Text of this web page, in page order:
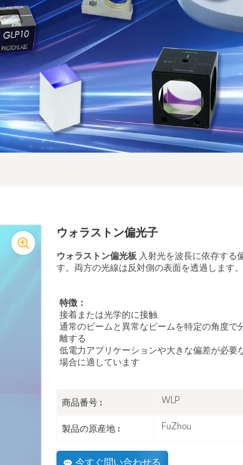
ウォラストン偏光子
ウォラストン偏光板入射光を波長に依存する
す。両方の光線は反対側の表面を透過します。
特徴：
接着または光学的に接触
通常のビームと異常なビームを特定の角度で
離する
低電力アプリケーションや大きな偏差が必要
場合に適しています
商品番号 : WLP
製品の原産地 : FuZhou
今すぐ問い合わせる